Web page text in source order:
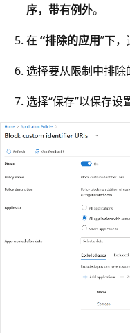
序，带有例外。
在 “排除的应用”下，
选择要从限制中排除
选择“保存”以保存设